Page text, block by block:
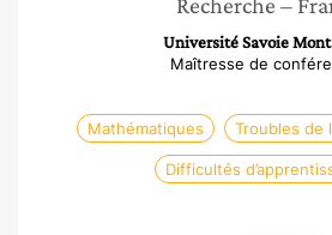
Université Savoie
Maîtresse de
Mathématiques Troubles de
Difficultés